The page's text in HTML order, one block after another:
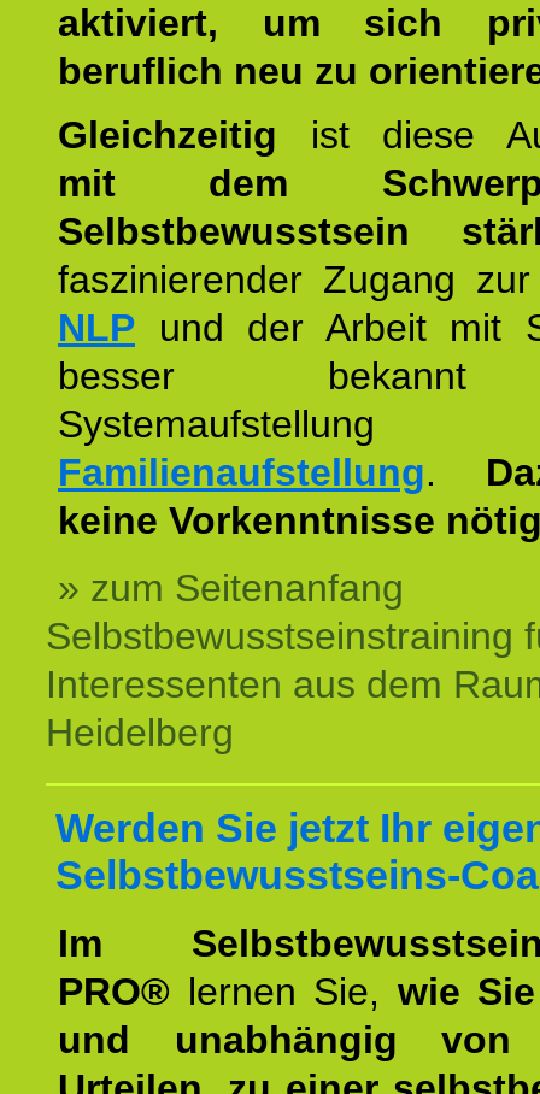
aktiviert, um sich
beruflich neu zu
Gleichzeitig ist diese
mit dem
Selbstbewusstsein
faszinierender Zugang
NLP und der Arbeit mit
besser
Familienaufstellung.
keine Vorkenntnisse
» zum Seitenanfang
Selbstbewusstseinstraining
Interessenten aus dem
Heidelberg
Werden Sie jetzt Ihr
Selbstbewusstseins-
Im
PRO® lernen Sie, wie
und unabhängig von